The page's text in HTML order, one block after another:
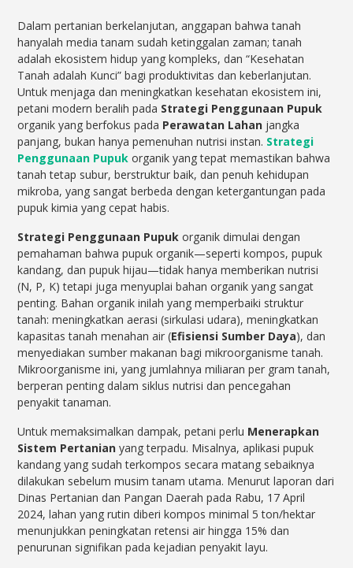
Dalam pertanian berkelanjutan, anggapan bahwa tanah
hanyalah media tanam sudah ketinggalan zaman; tanah
adalah ekosistem hidup yang kompleks, dan “Kesehatan
Tanah adalah Kunci” bagi produktivitas dan keberlanjutan.
Untuk menjaga dan meningkatkan kesehatan ekosistem ini,
petani modern beralih pada Strategi Penggunaan Pupuk
organik yang berfokus pada Perawatan Lahan jangka
panjang, bukan hanya pemenuhan nutrisi instan. Strategi
Penggunaan Pupuk organik yang tepat memastikan bahwa
tanah tetap subur, berstruktur baik, dan penuh kehidupan
mikroba, yang sangat berbeda dengan ketergantungan pada
pupuk kimia yang cepat habis.
Strategi Penggunaan Pupuk organik dimulai dengan
pemahaman bahwa pupuk organik—seperti kompos, pupuk
kandang, dan pupuk hijau—tidak hanya memberikan nutrisi
(N, P, K) tetapi juga menyuplai bahan organik yang sangat
penting. Bahan organik inilah yang memperbaiki struktur
tanah: meningkatkan aerasi (sirkulasi udara), meningkatkan
kapasitas tanah menahan air (Efisiensi Sumber Daya), dan
menyediakan sumber makanan bagi mikroorganisme tanah.
Mikroorganisme ini, yang jumlahnya miliaran per gram tanah,
berperan penting dalam siklus nutrisi dan pencegahan
penyakit tanaman.
Untuk memaksimalkan dampak, petani perlu Menerapkan
Sistem Pertanian yang terpadu. Misalnya, aplikasi pupuk
kandang yang sudah terkompos secara matang sebaiknya
dilakukan sebelum musim tanam utama. Menurut laporan dari
Dinas Pertanian dan Pangan Daerah pada Rabu, 17 April
2024, lahan yang rutin diberi kompos minimal 5 ton/hektar
menunjukkan peningkatan retensi air hingga 15% dan
penurunan signifikan pada kejadian penyakit layu.